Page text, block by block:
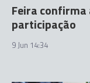
Feira
participação
9 Jun 14:34